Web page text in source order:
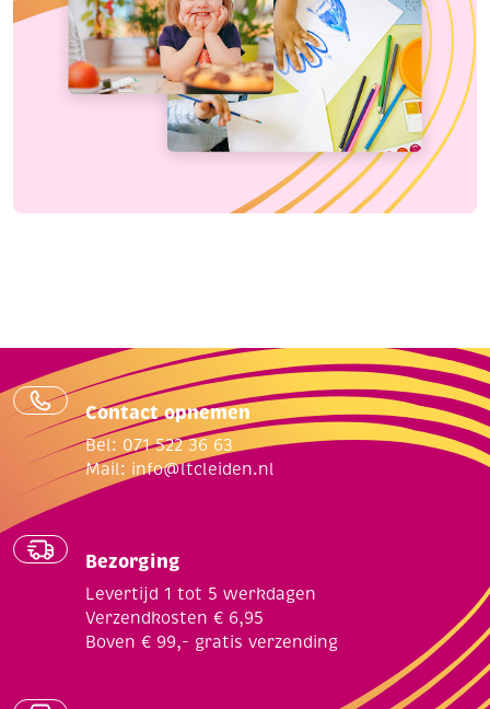
Contact opnemen
Bel: 071 522 36 63
Mail: info@ltcleiden.nl
Bezorging
Levertijd 1 tot 5 werkdagen
Verzendkosten € 6,95
Boven € 99,- gratis verzending